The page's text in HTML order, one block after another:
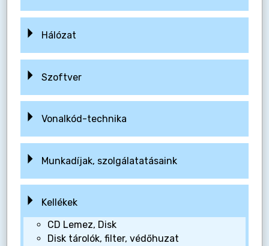
Hálózat
Szoftver
Vonalkód-technika
Munkadíjak, szolgálatatásaink
Kellékek
CD Lemez, Disk
Disk tárolók, filter, védőhuzat